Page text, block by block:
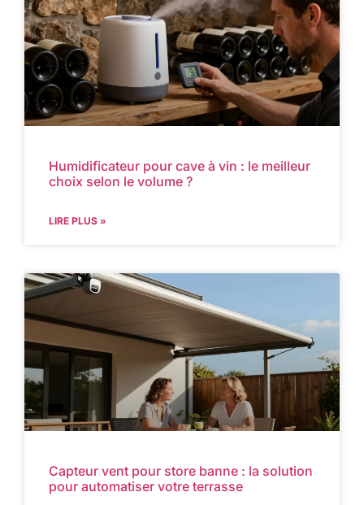
Humidificateur pour cave à vin : le meilleur
choix selon le volume ?
LIRE PLUS »
Capteur vent pour store banne : la solution
pour automatiser votre terrasse